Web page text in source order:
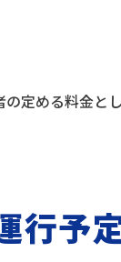
定める料金と
行予